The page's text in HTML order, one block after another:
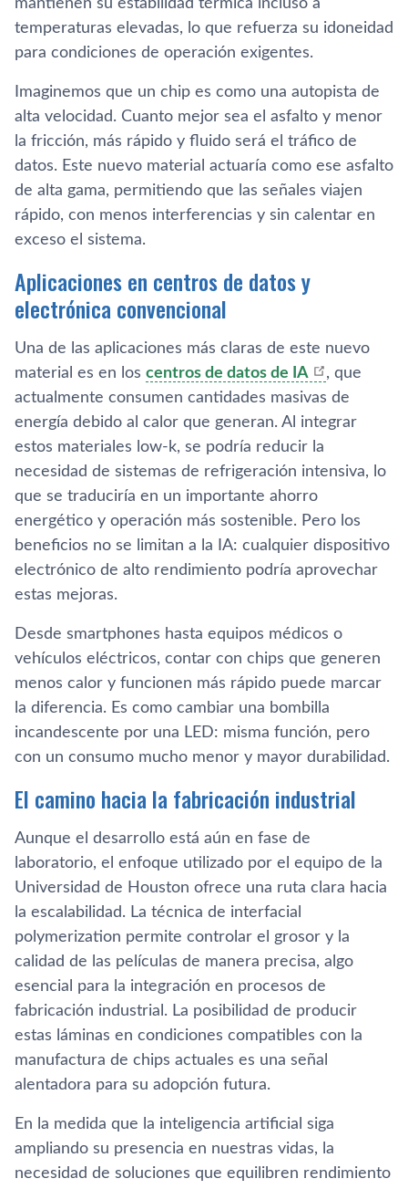
mantienen su estabilidad térmica incluso a
temperaturas elevadas, lo que refuerza su idoneidad
para condiciones de operación exigentes.
Imaginemos que un chip es como una autopista de
alta velocidad. Cuanto mejor sea el asfalto y menor
la fricción, más rápido y fluido será el tráfico de
datos. Este nuevo material actuaría como ese asfalto
de alta gama, permitiendo que las señales viajen
rápido, con menos interferencias y sin calentar en
exceso el sistema.
Aplicaciones en centros de datos y
electrónica convencional
Una de las aplicaciones más claras de este nuevo
material es en los centros de datos de IA
, que
actualmente consumen cantidades masivas de
energía debido al calor que generan. Al integrar
estos materiales low-k, se podría reducir la
necesidad de sistemas de refrigeración intensiva, lo
que se traduciría en un importante ahorro
energético y operación más sostenible. Pero los
beneficios no se limitan a la IA: cualquier dispositivo
electrónico de alto rendimiento podría aprovechar
estas mejoras.
Desde smartphones hasta equipos médicos o
vehículos eléctricos, contar con chips que generen
menos calor y funcionen más rápido puede marcar
la diferencia. Es como cambiar una bombilla
incandescente por una LED: misma función, pero
con un consumo mucho menor y mayor durabilidad.
El camino hacia la fabricación industrial
Aunque el desarrollo está aún en fase de
laboratorio, el enfoque utilizado por el equipo de la
Universidad de Houston ofrece una ruta clara hacia
la escalabilidad. La técnica de interfacial
polymerization permite controlar el grosor y la
calidad de las películas de manera precisa, algo
esencial para la integración en procesos de
fabricación industrial. La posibilidad de producir
estas láminas en condiciones compatibles con la
manufactura de chips actuales es una señal
alentadora para su adopción futura.
En la medida que la inteligencia artificial siga
ampliando su presencia en nuestras vidas, la
necesidad de soluciones que equilibren rendimiento